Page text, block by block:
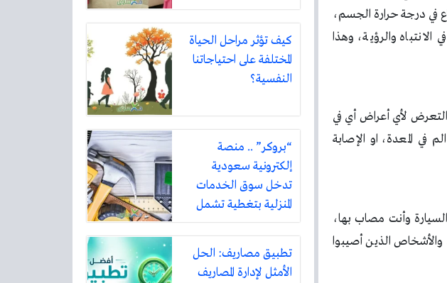
في درجة حرارة الجسم،
والرؤية، وهذا
لأي أعراض أي في
في المعدة، او الإصابة
وأنت مصاب بها،
الذين أصيبوا
كيف تؤثر مراحل الحياة
المختلفة على احتياجاتنا
النفسية؟
“بروكر” .. منصة
إلكترونية سعودية
تدخل سوق الخدمات
المنزلية بتغطية تشمل
أكثر من ثلاثين مدينة
تطبيق مصاريف: الحل
الأمثل لإدارة المصاريف